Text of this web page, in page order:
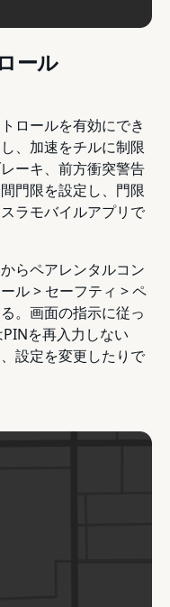
ール
ロールを有効にでき
、加速をチルに制限
ーキ、前方衝突警告
門限を設定し、門限
ラモバイルアプリで
らペアレンタルコン
ル > セーフティ > ペ
。画面の指示に従っ
を再入力しない
設定を変更したりで